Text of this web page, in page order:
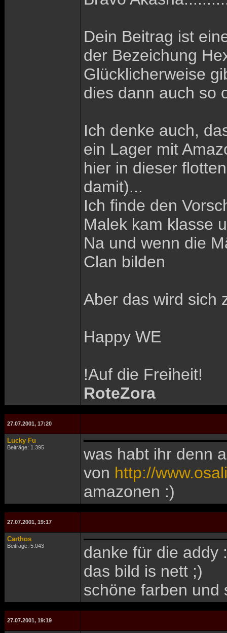
Dein Beitrag ist
der Bezeichung
Glücklicherweise
dies dann auch so
Ich denke auch,
ein Lager mit
hier in dieser
damit)...
Ich finde den
Malek kam klasse
Na und wenn die
Clan bilden
Aber das wird sich
Happy WE
!Auf die Freiheit!
RoteZora
27.07.2001, 17:20
Lucky Fu
Beiträge: 1.395
was habt ihr denn
von http://
amazonen :)
27.07.2001, 19:17
Carthos
Beiträge: 5.043
danke für die addy
das bild is nett ;)
schöne farben und
27.07.2001, 19:19